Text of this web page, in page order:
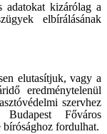
adatokat kizárólag a
elbírálásának
elutasítjuk, vagy a
eredménytelenül
szervhez
Budapest Főváros
fordulhat.